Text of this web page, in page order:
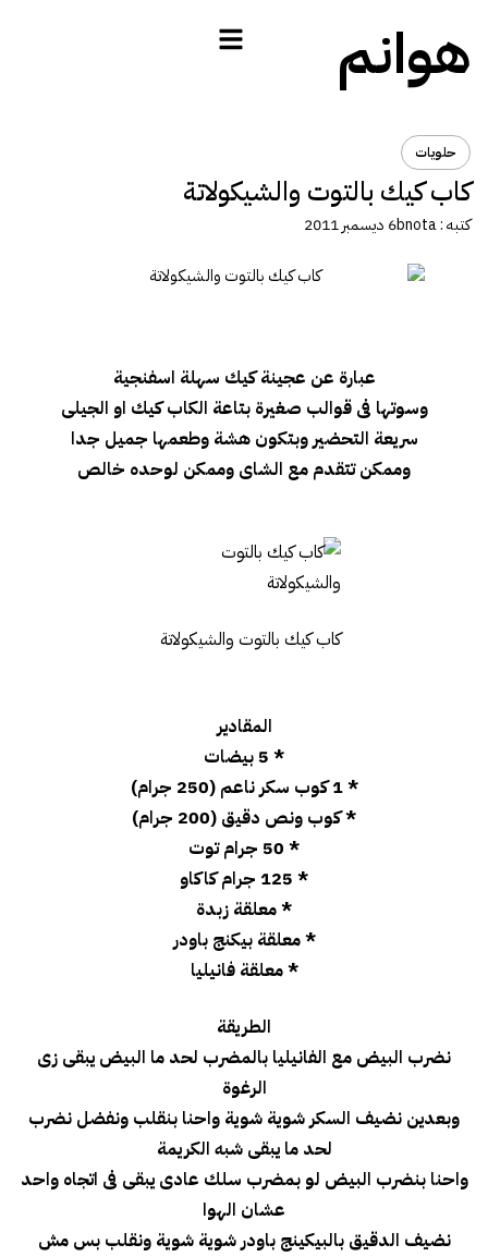
هوانم
حلويات
كاب كيك بالتوت والشيكولاتة
كتبه :bnota6 ديسمبر 2011
عبارة عن عجينة كيك سهلة اسفنجية
وسوتها فى قوالب صغيرة بتاعة الكاب كيك او الجيلى
سريعة التحضير وبتكون هشة وطعمها جميل جدا
وممكن تتقدم مع الشاى وممكن لوحده خالص
كاب كيك بالتوت والشيكولاتة
المقادير
* 5 بيضات
* 1 كوب سكر ناعم (250 جرام)
* كوب ونص دقيق (200 جرام)
* 50 جرام توت
* 125 جرام كاكاو
* معلقة زبدة
* معلقة بيكنج باودر
* معلقة فانيليا
الطريقة
نضرب البيض مع الفانيليا بالمضرب لحد ما البيض يبقى زى
الرغوة
وبعدين نضيف السكر شوية شوية واحنا بنقلب ونفضل نضرب
لحد ما يبقى شبه الكريمة
واحنا بنضرب البيض لو بمضرب سلك عادى يبقى فى اتجاه واحد
عشان الهوا
نضيف الدقيق بالبيكينج باودر شوية شوية ونقلب بس مش